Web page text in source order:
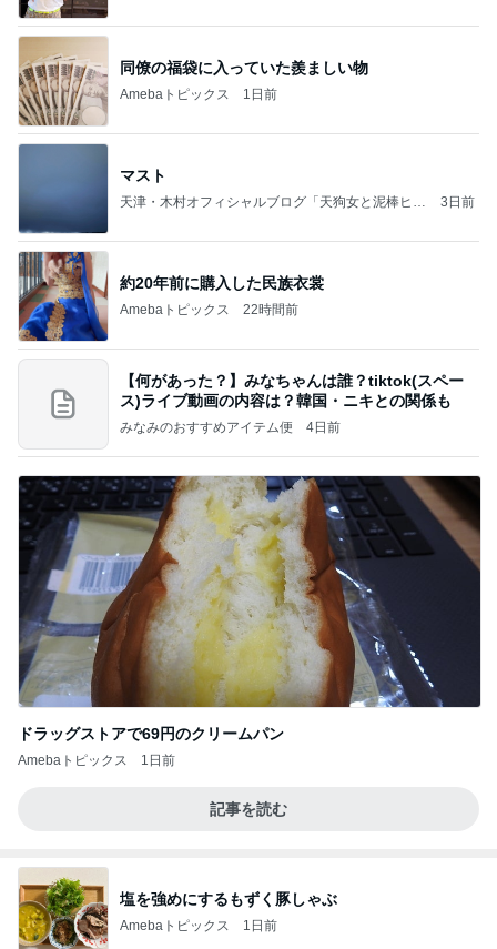
同僚の福袋に入っていた羨ましい物
Amebaトピックス 1日前
マスト
天津・木村オフィシャルブログ「天狗女と泥棒ヒゲ
3日前
約20年前に購入した民族衣裳
Amebaトピックス 22時間前
【何があった？】みなちゃんは誰？tiktok(スペー
ス)ライブ動画の内容は？韓国・ニキとの関係も
みなみのおすすめアイテム便 4日前
ドラッグストアで69円のクリームパン
Amebaトピックス 1日前
記事を読む
塩を強めにするもずく豚しゃぶ
Amebaトピックス 1日前